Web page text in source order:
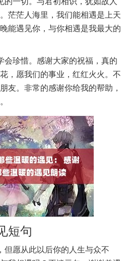
茫茫人海里，我们能相遇是上天
能遇见你，与你相遇是我最大的
会珍惜。感谢大家的祝福，真的
，愿我们的事业，红红火火。不
友。非常的感谢你给我的帮助，
短句
但愿从此以后你的人生与众不